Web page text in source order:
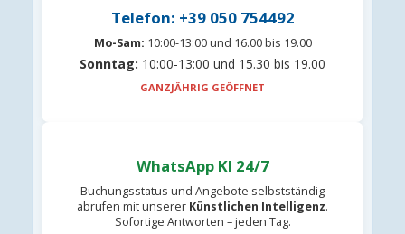
Telefon: +39 050 754492
Mo-Sam: 10:00-13:00 und 16.00 bis 19.00
Sonntag: 10:00-13:00 und 15.30 bis 19.00
GANZJÄHRIG GEÖFFNET
WhatsApp KI 24/7
Buchungsstatus und Angebote selbstständig
abrufen mit unserer Künstlichen Intelligenz.
Sofortige Antworten – jeden Tag.